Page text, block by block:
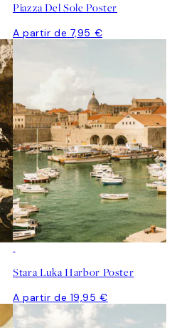
Piazza Del Sole Poster
A partir de 7,95 €
Stara Luka Harbor Poster
A partir de 19,95 €